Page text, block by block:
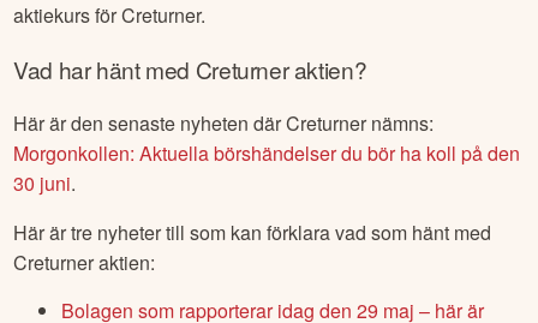
aktiekurs förCreturner.
Vad har hänt med Creturneraktien?
Här är den senaste nyheten därCreturner nämns:
Morgonkollen: Aktuella börshändelser du bör ha koll på den
30 juni.
Här är tre nyheter till som kan förklara vad som hänt med
Creturneraktien:
Bolagen som rapporterar idag den 29 maj – här är